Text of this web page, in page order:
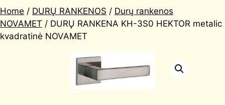
Home / DURŲ RANKENOS / Durų rankenos
NOVAMET / DURŲ RANKENA KH-3S0 HEKTOR metalic
kvadratinė NOVAMET